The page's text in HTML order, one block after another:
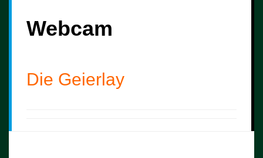
Webcam
Die Geierlay